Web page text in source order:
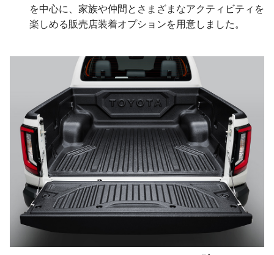
を中心に、家族や仲間とさまざまなアクティビティを
楽しめる販売店装着オプションを用意しました。